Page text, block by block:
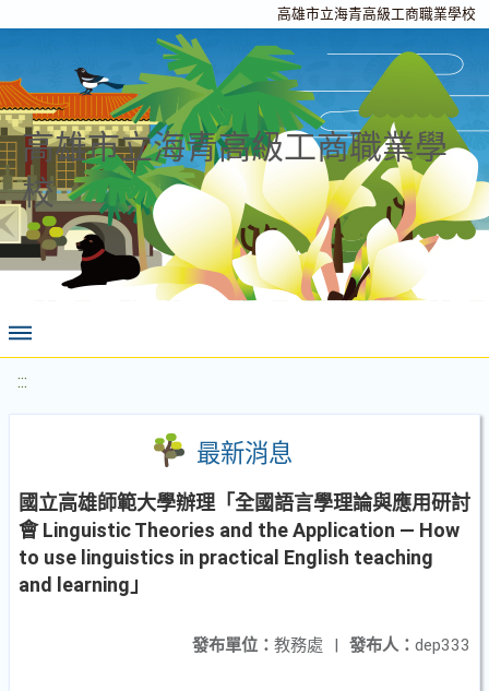
高雄市立海青高級工商職業學校
高雄市立海青高級工商職業學
校
:::
最新消息
國立高雄師範大學辦理「全國語言學理論與應用研討
會 Linguistic Theories and the Application — How
to use linguistics in practical English teaching
and learning」
發布人： dep333
發布單位： 教務處 |